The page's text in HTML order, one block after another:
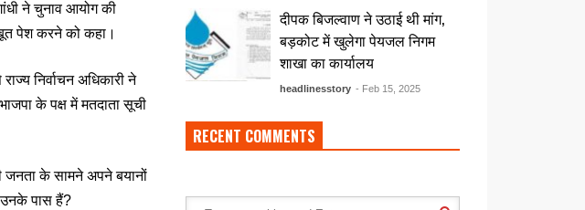
ने चुनाव आयोग की
पेश करने को कहा।
निर्वाचन अधिकारी ने
के पक्ष में मतदाता सूची
जनता के सामने अपने बयानों
उनके पास हैं?
दीपक बिजल्वाण ने उठाई थी मांग,
बड़कोट में खुलेगा पेयजल निगम
शाखा का कार्यालय
headlinesstory - Feb 15, 2025
RECENT COMMENTS